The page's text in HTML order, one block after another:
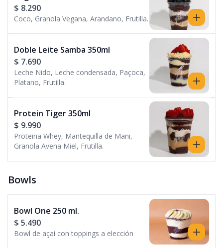
$ 8.290
Coco, Granola Vegana, Arandano, Frutilla.
Doble Leite Samba 350ml
$ 7.690
Leche Nido, Leche condensada, Paçoca,
Platano, Frutilla.
Protein Tiger 350ml
$ 9.990
Proteina Whey, Mantequilla de Mani,
Granola Avena Miel, Frutilla.
Bowls
Bowl One 250 ml.
$ 5.490
Bowl de açaí con toppings a elección